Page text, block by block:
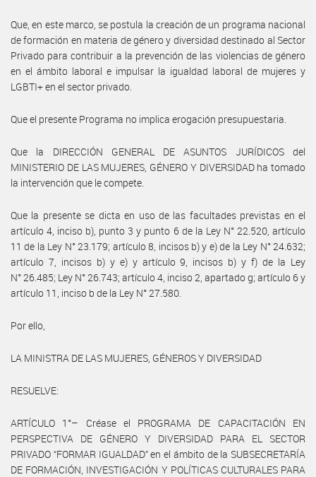
Que, en este marco, se postula la creación de un programa nacional
de formación en materia de género y diversidad destinado al Sector
Privado para contribuir a la prevención de las violencias de género
en el ámbito laboral e impulsar la igualdad laboral de mujeres y
LGBTI+ en el sector privado.
Que el presente Programa no implica erogación presupuestaria.
Que la DIRECCIÓN GENERAL DE ASUNTOS JURÍDICOS del
MINISTERIO DE LAS MUJERES, GÉNERO Y DIVERSIDAD ha tomado
la intervención que le compete.
Que la presente se dicta en uso de las facultades previstas en el
artículo 4, inciso b), punto 3 y punto 6 de la Ley N° 22.520, artículo
11 de la Ley N° 23.179; artículo 8, incisos b) y e) de la Ley N° 24.632;
artículo 7, incisos b) y e) y artículo 9, incisos b) y f) de la Ley
N° 26.485; Ley N° 26.743; artículo 4, inciso 2, apartado g; artículo 6 y
artículo 11, inciso b de la Ley N° 27.580.
Por ello,
LA MINISTRA DE LAS MUJERES, GÉNEROS Y DIVERSIDAD
RESUELVE:
ARTÍCULO 1°– Créase el PROGRAMA DE CAPACITACIÓN EN
PERSPECTIVA DE GÉNERO Y DIVERSIDAD PARA EL SECTOR
PRIVADO “FORMAR IGUALDAD” en el ámbito de la SUBSECRETARÍA
DE FORMACIÓN, INVESTIGACIÓN Y POLÍTICAS CULTURALES PARA